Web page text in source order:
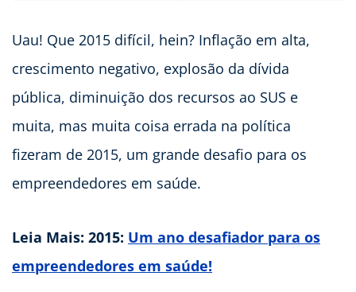
Uau! Que 2015 difícil, hein? Inflação em alta,
crescimento negativo, explosão da dívida
pública, diminuição dos recursos ao SUS e
muita, mas muita coisa errada na política
fizeram de 2015, um grande desafio para os
empreendedores em saúde.
Leia Mais: 2015: Um ano desafiador para os
empreendedores em saúde!